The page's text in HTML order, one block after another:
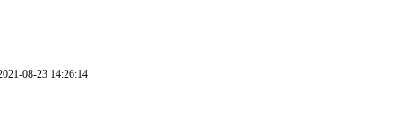
주요사업/협력사업
08-23 14:26:14